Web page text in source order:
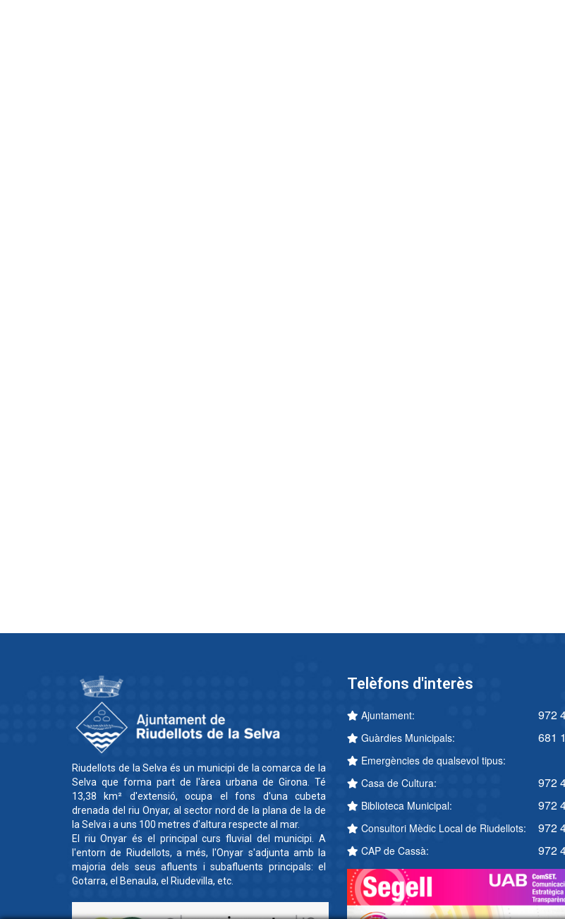
Riudellots de la Selva és un municipi de la comarca de la
Selva que forma part de l'àrea urbana de Girona. Té
13,38 km² d'extensió, ocupa el fons d'una cubeta
drenada del riu Onyar, al sector nord de la plana de la de
la Selva i a uns 100 metres d'altura respecte al mar.
El riu Onyar és el principal curs fluvial del municipi. A
l'entorn de Riudellots, a més, l'Onyar s'adjunta amb la
majoria dels seus afluents i subafluents principals: el
Gotarra, el Benaula, el Riudevilla, etc.
Telèfons d'interès
Ajuntament: 972
Guàrdies Municipals: 681
Emergències de qualsevol tipus:
Casa de Cultura: 972
Biblioteca Municipal: 972
Consultori Mèdic Local de Riudellots: 972
CAP de Cassà: 972